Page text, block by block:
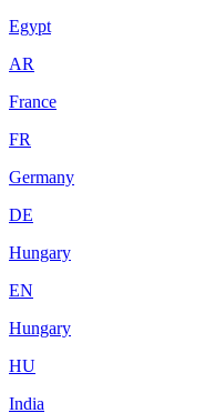
Egypt
AR
France
FR
Germany
DE
Hungary
EN
Hungary
HU
India